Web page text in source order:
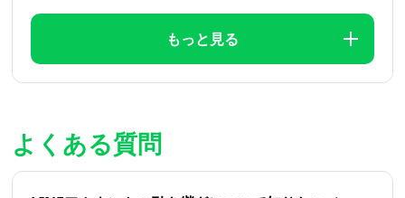
もっと見る
よくある質問